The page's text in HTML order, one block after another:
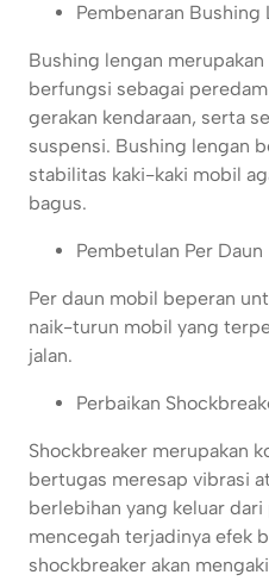
Pembenaran Bushing
Bushing lengan
berfungsi sebagai
gerakan kendaraan, serta
suspensi. Bushing lengan
stabilitas kaki-kaki mobil
bagus.
Pembetulan Per Daun
Per daun mobil beperan
naik-turun mobil yang
jalan.
Perbaikan
Shockbreaker merupakan
bertugas meresap vibrasi
berlebihan yang keluar
mencegah terjadinya efek
shockbreaker akan